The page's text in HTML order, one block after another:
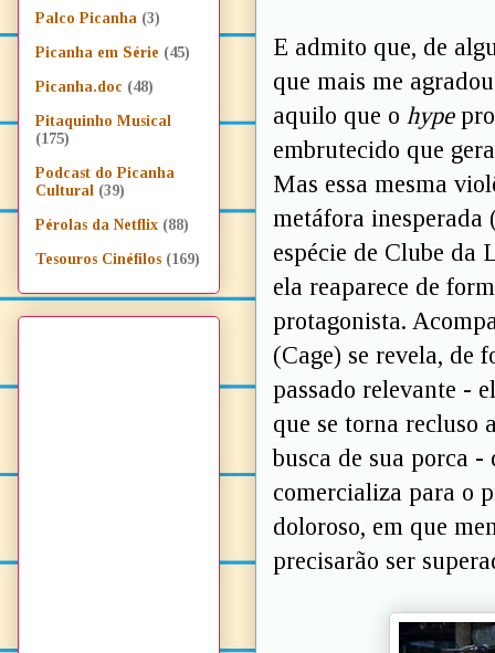
E admito que, de
que mais me
aquilo que o hype
embrutecido que
Mas essa mesma
metáfora inesperada
espécie de Clube da
ela reaparece de
protagonista.
(Cage) se revela, de
passado relevante -
que se torna recluso
busca de sua porca
comercializa para o
doloroso, em que
precisarão ser
Palco Picanha (3)
Picanha em Série (45)
Picanha.doc (48)
Pitaquinho Musical
(175)
Podcast do Picanha
Cultural (39)
Pérolas da Netflix (88)
Tesouros Cinéfilos (169)